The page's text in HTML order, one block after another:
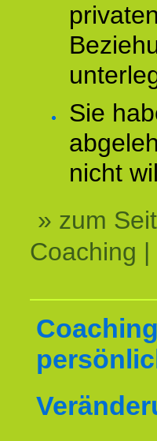
Sie
nicht
» zum
Coaching